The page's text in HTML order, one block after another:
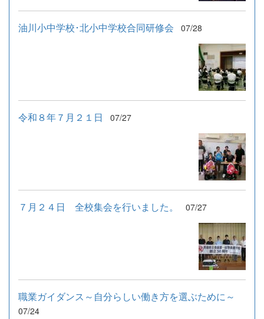
油川小中学校･北小中学校合同研修会 07/28
令和８年７月２１日 07/27
７月２４日 全校集会を行いました。 07/27
職業ガイダンス～自分らしい働き方を選ぶために～
07/24